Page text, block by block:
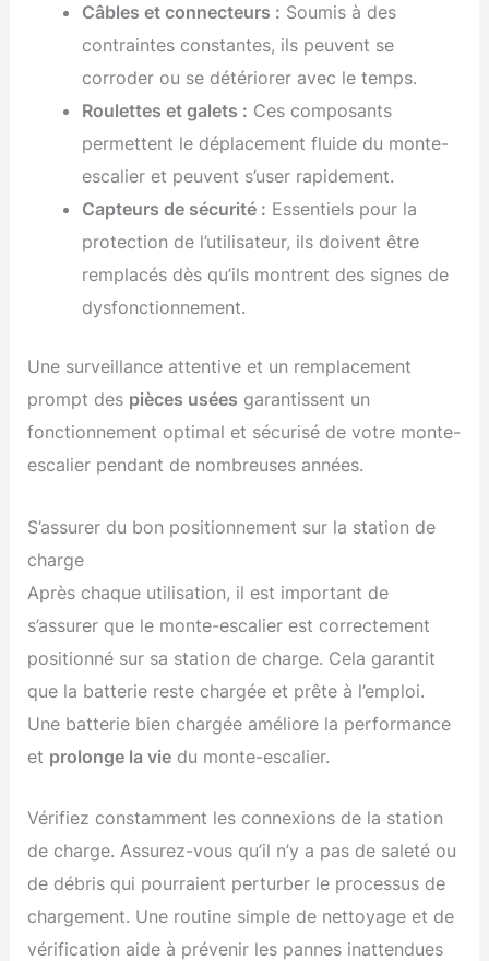
Câbles et connecteurs : Soumis à des
contraintes constantes, ils peuvent se
corroder ou se détériorer avec le temps.
Roulettes et galets : Ces composants
permettent le déplacement fluide du monte-
escalier et peuvent s’user rapidement.
Capteurs de sécurité : Essentiels pour la
protection de l’utilisateur, ils doivent être
remplacés dès qu’ils montrent des signes de
dysfonctionnement.
Une surveillance attentive et un remplacement
prompt des pièces usées garantissent un
fonctionnement optimal et sécurisé de votre monte-
escalier pendant de nombreuses années.
S’assurer du bon positionnement sur la station de
charge
Après chaque utilisation, il est important de
s’assurer que le monte-escalier est correctement
positionné sur sa station de charge. Cela garantit
que la batterie reste chargée et prête à l’emploi.
Une batterie bien chargée améliore la performance
et prolonge la vie du monte-escalier.
Vérifiez constamment les connexions de la station
de charge. Assurez-vous qu’il n’y a pas de saleté ou
de débris qui pourraient perturber le processus de
chargement. Une routine simple de nettoyage et de
vérification aide à prévenir les pannes inattendues